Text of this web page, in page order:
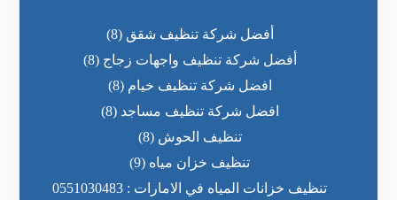
أفضل شركة تنظيف شقق (8)
أفضل شركة تنظيف واجهات زجاج (8)
افضل شركة تنظيف خيام (8)
افضل شركة تنظيف مساجد (8)
تنظيف الحوش (8)
تنظيف خزان مياه (9)
تنظيف خزانات المياه في الامارات : 0551030483